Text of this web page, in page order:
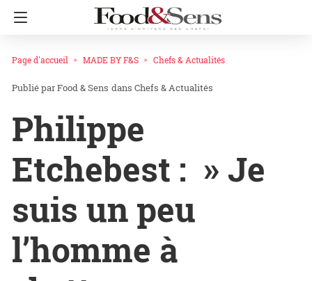
Page d'accueil MADE BY F&S Chefs & Actualités
Food & Sens dans Chefs & Actualités
Philippe
Etchebest : » Je
suis un peu
l’homme à